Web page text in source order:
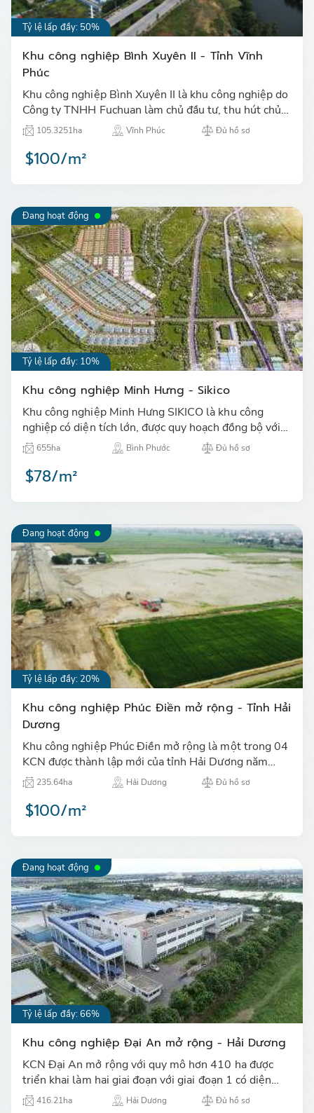
Tỷ lệ lấp đầy: 50%
Khu công nghiệp Bình Xuyên II - Tỉnh Vĩnh
Phúc
Khu công nghiệp Bình Xuyên II là khu công nghiệp do
Công ty TNHH Fuchuan làm chủ đầu tư, thu hút chủ
yếu các ngành sản xuất sạch, đã lấp đầy 100% Giai
đoạn 1…
105.3251ha Vĩnh Phúc Đủ hồ sơ
$100/m²
Đang hoạt động
Tỷ lệ lấp đầy: 10%
Khu công nghiệp Minh Hưng - Sikico
Khu công nghiệp Minh Hưng SIKICO là khu công
nghiệp có diện tích lớn, được quy hoạch đồng bộ với
các phân khu sản xuất và thương mại dịch vụ hiện
đại…
655ha Bình Phước Đủ hồ sơ
$78/m²
Đang hoạt động
Tỷ lệ lấp đầy: 20%
Khu công nghiệp Phúc Điền mở rộng - Tỉnh Hải
Dương
Khu công nghiệp Phúc Điền mở rộng là một trong 04
KCN được thành lập mới của tỉnh Hải Dương năm
2021, là địa điểm đầu tư mới khi các KCN cũ hầu như
đã lấp đầy…
235.64ha Hải Dương Đủ hồ sơ
$100/m²
Đang hoạt động
Tỷ lệ lấp đầy: 66%
Khu công nghiệp Đại An mở rộng - Hải Dương
KCN Đại An mở rộng với quy mô hơn 410 ha được
triển khai làm hai giai đoạn với giai đoạn 1 có diện
tích là 189,02 ha, GĐ1 đã cho thuê lấp đầy trên 85
416.21ha Hải Dương Đủ hồ sơ